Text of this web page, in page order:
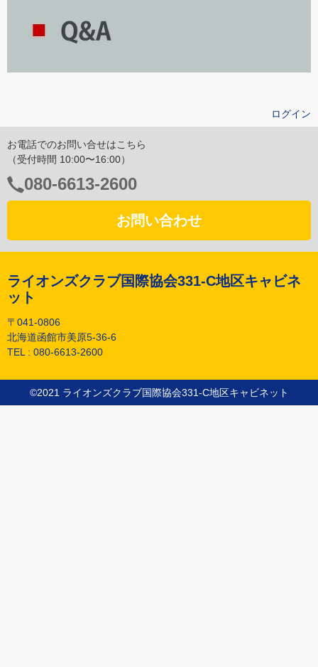
ログイン
お電話でのお問い合せはこちら
（受付時間 10:00〜16:00）
電
話
号：
080-6613-2600
お問い合わせ
ライオンズクラブ国際協会331-C地区キャビネ
ット
〒041-0806
北海道函館市美原5-36-6
TEL : 080-6613-2600
©︎2021 ライオンズクラブ国際協会331-C地区キャビネット